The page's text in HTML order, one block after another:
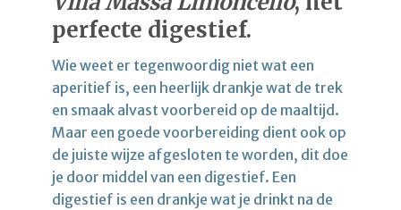
perfecte digestief.
Wie weet er tegenwoordig niet wat een
aperitief is, een heerlijk drankje wat de trek
en smaak alvast voorbereid op de maaltijd.
Maar een goede voorbereiding dient ook op
de juiste wijze afgesloten te worden, dit doe
je door middel van een digestief. Een
digestief is een drankje wat je drinkt na de